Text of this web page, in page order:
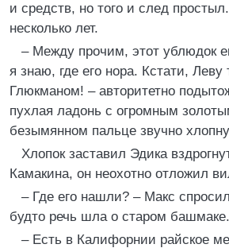
и средств, но того и след
несколько лет.
– Между прочим, этот ублюдок
я знаю, где его нора. Кстати, Леву
Глюкманом! – авторитетно
пухлая ладонь с огромным
безымянном пальце звучно
Хлопок заставил Эдика
Камакина, он неохотно отложил
– Где его нашли? – Макс
будто речь шла о старом башмаке.
– Есть в Калифорнии райское